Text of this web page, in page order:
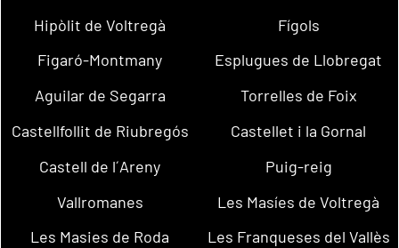
Hipòlit de Voltregà
Fígols
Figaró-Montmany
Esplugues de Llobregat
Aguilar de Segarra
Torrelles de Foix
Castellfollit de Riubregós
Castellet i la Gornal
Castell de l´Areny
Puig-reig
Vallromanes
Les Masíes de Voltregà
Les Masies de Roda
Les Franqueses del Vallès